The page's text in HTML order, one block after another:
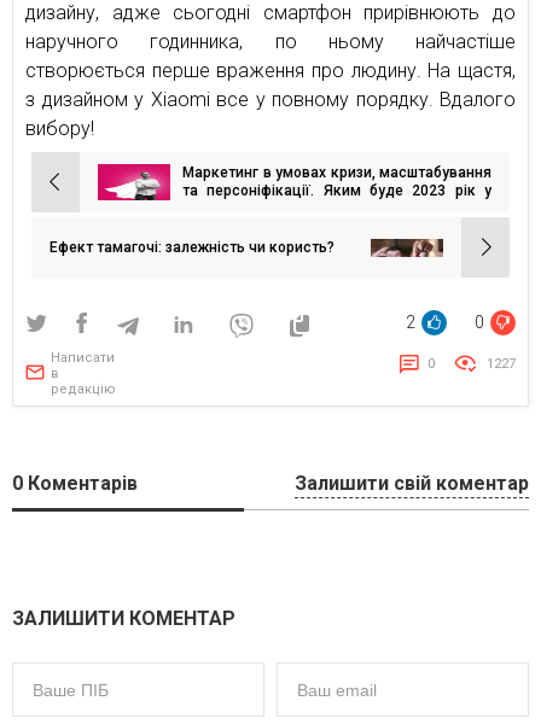
дизайну, адже сьогодні смартфон прирівнюють до
наручного годинника, по ньому найчастіше
створюється перше враження про людину. На щастя,
з дизайном у Xiaomi все у повному порядку. Вдалого
вибору!
Навігація
записів
Маркетинг в умовах кризи, масштабування
та персоніфікації. Яким буде 2023 рік у
Ефект тамагочі: залежність чи користь?
2 0
Написати
в
редакцію
0 1227
0 Коментарів Залишити свій коментар
ЗАЛИШИТИ КОМЕНТАР